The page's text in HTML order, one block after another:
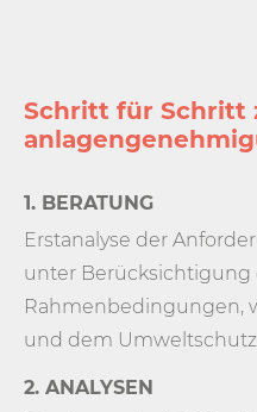
Schritt für Schritt
1. BERATUNG
Erstanalyse der
unter Berücksichtigung
Rahmenbedingungen,
und dem
2. ANALYSEN